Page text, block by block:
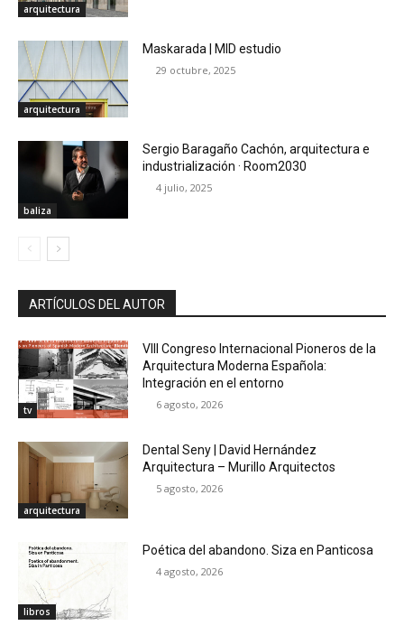
arquitectura
arquitectura
Maskarada | MID estudio
29 octubre, 2025
baliza
Sergio Baragaño Cachón, arquitectura e
industrialización · Room2030
4 julio, 2025
ARTÍCULOS DEL AUTOR
tv
VIII Congreso Internacional Pioneros de la
Arquitectura Moderna Española:
Integración en el entorno
6 agosto, 2026
arquitectura
Dental Seny | David Hernández
Arquitectura – Murillo Arquitectos
5 agosto, 2026
libros
Poética del abandono. Siza en Panticosa
4 agosto, 2026